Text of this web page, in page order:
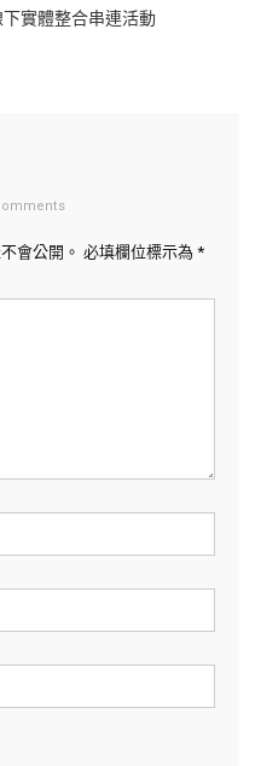
實體整合串連活動
會公開。 必填欄位標示為 *